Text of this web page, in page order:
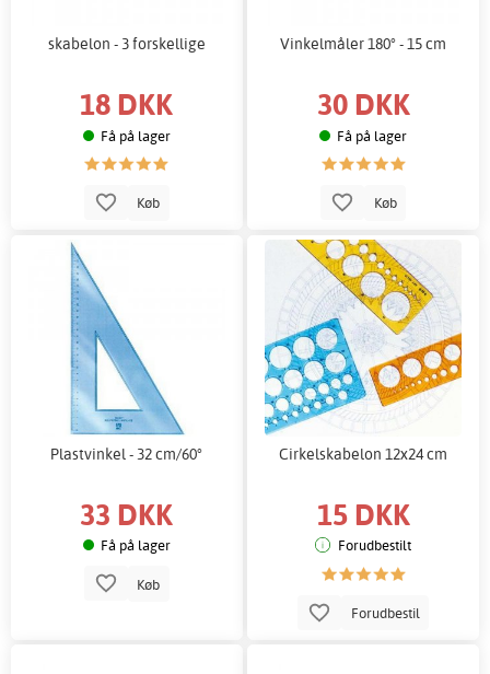
skabelon - 3 forskellige
18 DKK
Få på lager
Køb
Vinkelmåler 180° - 15 cm
30 DKK
Få på lager
Køb
Plastvinkel - 32 cm/60°
33 DKK
Få på lager
Køb
Cirkelskabelon 12x24 cm
15 DKK
Forudbestilt
Forudbestil